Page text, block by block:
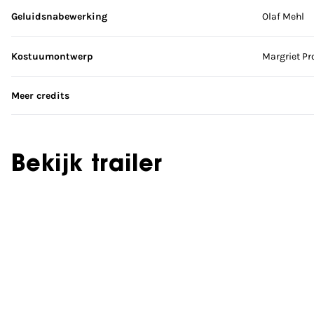
Geluidsnabewerking Olaf Mehl
Kostuumontwerp Margriet
Meer credits
Bekijk trailer